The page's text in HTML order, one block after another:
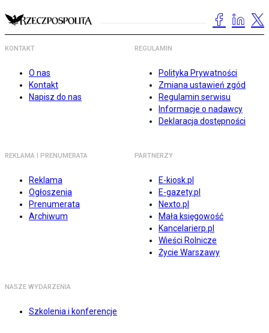
KONTAKT
O nas
Kontakt
Napisz do nas
REGULAMIN
Polityka Prywatności
Zmiana ustawień zgód
Regulamin serwisu
Informacje o nadawcy
Deklaracja dostępności
REKLAMA I PRENUMERATA
Reklama
Ogłoszenia
Prenumerata
Archiwum
PARTNERZY
E-kiosk.pl
E-gazety.pl
Nexto.pl
Mała księgowość
Kancelarierp.pl
Wieści Rolnicze
Życie Warszawy
NASZE WYDARZENIA
Szkolenia i konferencje